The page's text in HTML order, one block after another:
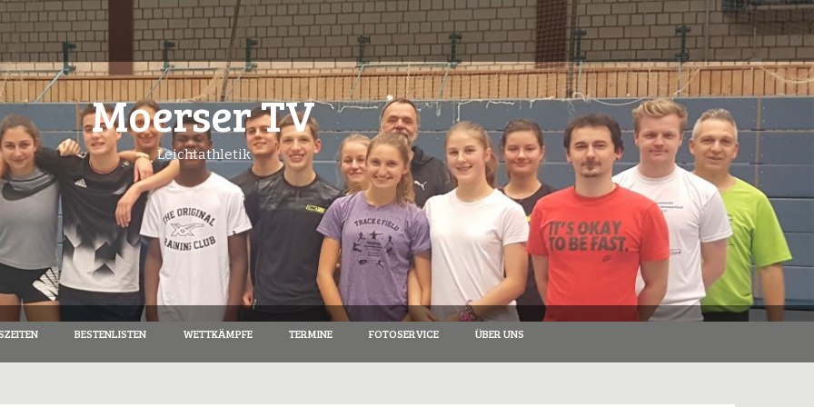
Moerser TV
Leichtathletik
BESTENLISTEN WETTKÄMPFE TERMINE FOTOSERVICE ÜBER UNS